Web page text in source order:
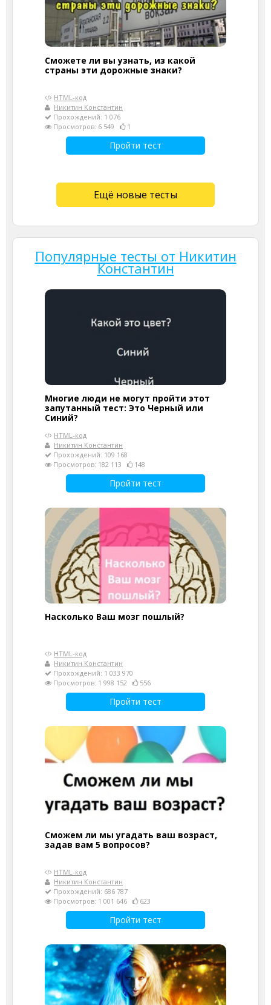
Сможете ли вы узнать, из какой
страны эти дорожные знаки?
HTML-код
Никитин Константин
Прохождений: 1 076
Просмотров: 6 549
1
Пройти тест
Ещё новые тесты
Популярные тесты от Никитин
Константин
Многие люди не могут пройти этот
запутанный тест: Это Черный или
Синий?
HTML-код
Никитин Константин
Прохождений: 109 168
Просмотров: 182 113
148
Пройти тест
Насколько Ваш мозг пошлый?
HTML-код
Никитин Константин
Прохождений: 1 033 970
Просмотров: 1 998 152
556
Пройти тест
Сможем ли мы угадать ваш возраст,
задав вам 5 вопросов?
HTML-код
Никитин Константин
Прохождений: 686 787
Просмотров: 1 001 646
623
Пройти тест